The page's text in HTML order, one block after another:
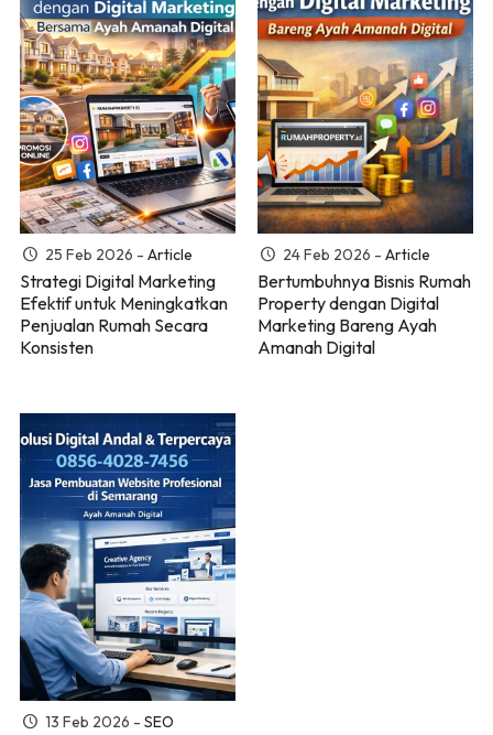
25 Feb 2026 - Article
Strategi Digital Marketing
Efektif untuk Meningkatkan
Penjualan Rumah Secara
Konsisten
24 Feb 2026 - Article
Bertumbuhnya Bisnis Rumah
Property dengan Digital
Marketing Bareng Ayah
Amanah Digital
13 Feb 2026 - SEO